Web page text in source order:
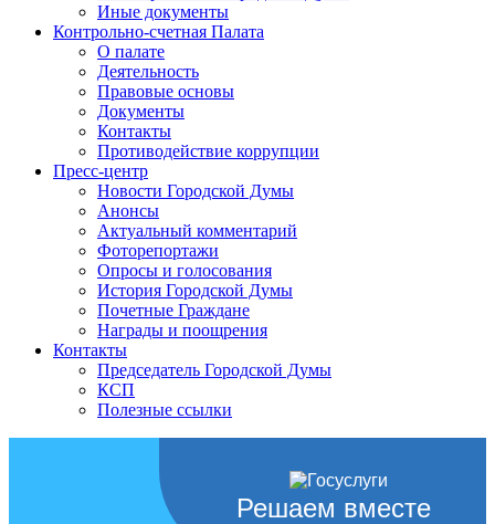
Иные документы
Контрольно-счетная Палата
О палате
Деятельность
Правовые основы
Документы
Контакты
Противодействие коррупции
Пресс-центр
Новости Городской Думы
Анонсы
Актуальный комментарий
Фоторепортажи
Опросы и голосования
История Городской Думы
Почетные Граждане
Награды и поощрения
Контакты
Председатель Городской Думы
КСП
Полезные ссылки
Решаем вместе